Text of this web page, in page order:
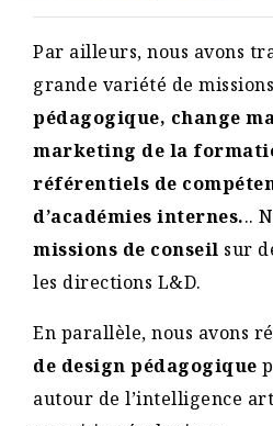
Par ailleurs, nous avons
grande variété de
pédagogique, change
marketing de la
référentiels de
d’académies internes...
missions de conseil sur
les directions L&D.
En parallèle, nous avons
de design pédagogique
autour de l’intelligence